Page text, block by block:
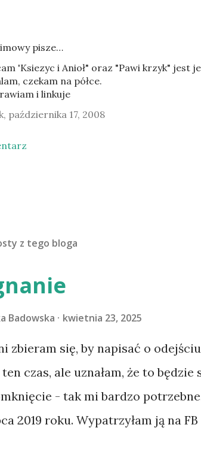
pisze…
'Ksiezyc i Anioł" oraz "Pawi krzyk" jest
czekam na półce.
i linkuje
października 17, 2008
z tego bloga
Badowska kwietnia 23, 2025
zbieram się, by napisać o
czas, ale uznałam, że to będzie
- tak mi bardzo
2019 roku. Wypatrzyłam ją na